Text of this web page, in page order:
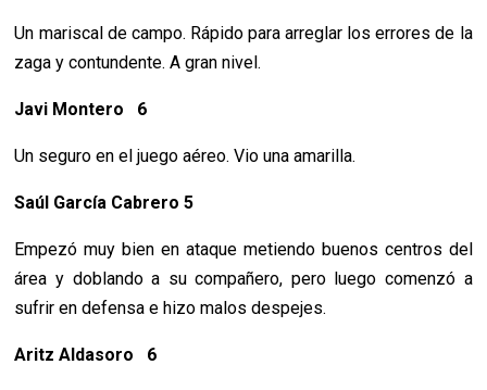
Un mariscal de campo. Rápido para arreglar los errores de la
zaga y contundente. A gran nivel.
Javi Montero 6
Un seguro en el juego aéreo. Vio una amarilla.
Saúl García Cabrero 5
Empezó muy bien en ataque metiendo buenos centros del
área y doblando a su compañero, pero luego comenzó a
sufrir en defensa e hizo malos despejes.
Aritz Aldasoro 6